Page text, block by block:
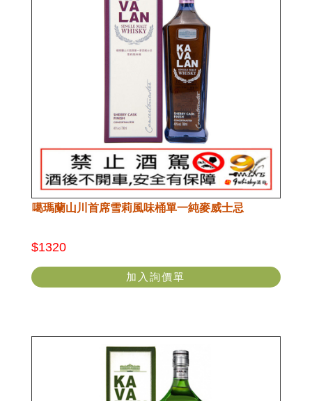
噶瑪蘭山川首席雪莉風味桶單一純麥威士忌
$1320
加入詢價單